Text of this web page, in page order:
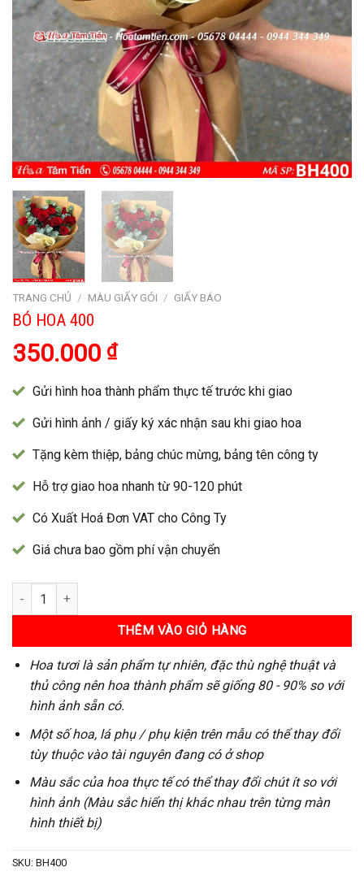
TRANG CHỦ / MÀU GIẤY GÓI / GIẤY BÁO
BÓ HOA 400
350.000 ₫
Gửi hình hoa thành phẩm thực tế trước khi giao
Gửi hình ảnh / giấy ký xác nhận sau khi giao hoa
Tặng kèm thiệp, bảng chúc mừng, bảng tên công ty
Hỗ trợ giao hoa nhanh từ 90-120 phút
Có Xuất Hoá Đơn VAT cho Công Ty
Giá chưa bao gồm phí vận chuyển
Bó Hoa 400 số lượng
THÊM VÀO GIỎ HÀNG
Hoa tươi là sản phẩm tự nhiên, đặc thù nghệ thuật và
thủ công nên hoa thành phẩm sẽ giống 80 - 90% so với
hình ảnh sẵn có.
Một số hoa, lá phụ / phụ kiện trên mẫu có thể thay đổi
tùy thuộc vào tài nguyên đang có ở shop
Màu sắc của hoa thực tế có thể thay đổi chút ít so với
hình ảnh (Màu sắc hiển thị khác nhau trên từng màn
hình thiết bị)
SKU: BH400